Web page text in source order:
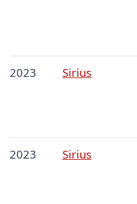
2023 Sirius
2023 Sirius